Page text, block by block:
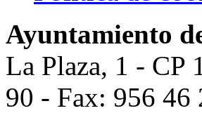
Ayuntamiento
La Plaza, 1 - CP
90 - Fax: 956 46